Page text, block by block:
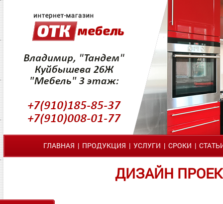
ГЛАВНАЯ | ПРОДУКЦИЯ | УСЛУГИ | СРОКИ |
ДИЗАЙН